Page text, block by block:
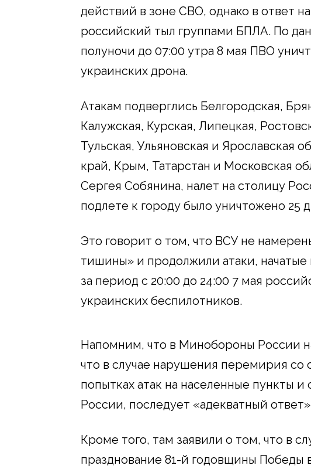
действий в зоне СВО, однако в ответ
российский тыл группами БПЛА. По
полуночи до 07:00 утра 8 мая ПВО
украинских дрона.
Атакам подверглись Белгородская,
Калужская, Курская, Липецкая,
Тульская, Ульяновская и Ярославская
край, Крым, Татарстан и Московская
Сергея Собянина, налет на столицу
подлете к городу было уничтожено 25
Это говорит о том, что ВСУ не
тишины» и продолжили атаки,
за период с 20:00 до 24:00 7 мая
украинских беспилотников.
Напомним, что в Минобороны России
что в случае нарушения перемирия со
попытках атак на населенные пункты
России, последует «адекватный
Кроме того, там заявили о том, что в
празднование 81-й годовщины